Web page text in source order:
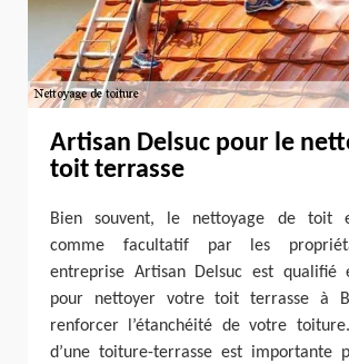
Artisan Delsuc pour le
toit terrasse
Bien souvent, le nettoyage de toit
comme facultatif par les
entreprise Artisan Delsuc est qualifié
pour nettoyer votre toit terrasse à
renforcer l’étanchéité de votre
d’une toiture-terrasse est importante